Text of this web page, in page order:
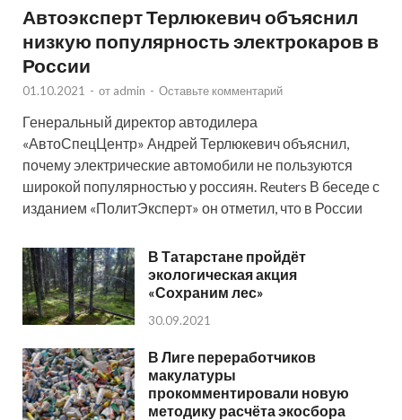
Автоэксперт Терлюкевич объяснил
низкую популярность электрокаров в
России
01.10.2021 - от admin - Оставьте комментарий
Генеральный директор автодилера
«АвтоСпецЦентр» Андрей Терлюкевич объяснил,
почему электрические автомобили не пользуются
широкой популярностью у россиян. Reuters В беседе с
изданием «ПолитЭксперт» он отметил, что в России
В Татарстане пройдёт
экологическая акция
«Сохраним лес»
30.09.2021
В Лиге переработчиков
макулатуры
прокомментировали новую
методику расчёта экосбора